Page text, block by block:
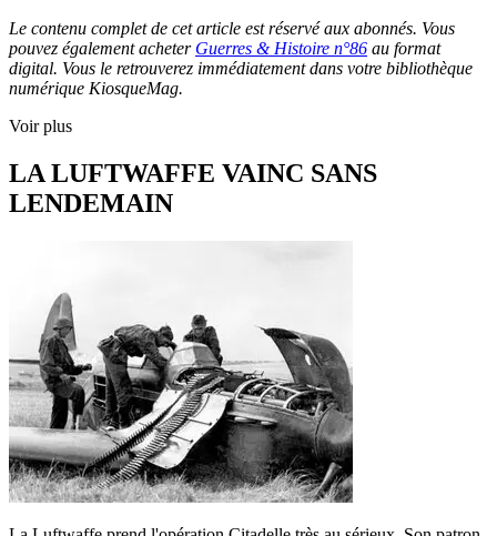
Le contenu complet de cet article est réservé aux abonnés. Vous
pouvez également acheter Guerres & Histoire n°86 au format
digital. Vous le retrouverez immédiatement dans votre bibliothèque
numérique KiosqueMag.
Voir plus
LA LUFTWAFFE VAINC SANS
LENDEMAIN